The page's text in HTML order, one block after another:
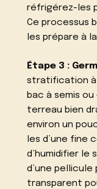
réfrigérez-les
Ce processus
les prépare à
Étape 3 :
stratification à
bac à semis
terreau bien
environ un
les d’une fine
d’humidifier le
d’une pellicule
transparent